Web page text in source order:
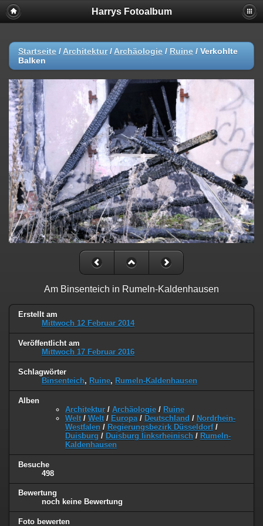
Harrys Fotoalbum
Startseite / Architektur/ Archäologie / Ruine / Verkohlte
Balken
Am Binsenteich in Rumeln-Kaldenhausen
Erstellt am
Mittwoch 12 Februar 2014
Veröffentlicht am
Mittwoch 17 Februar 2016
Schlagwörter
Binsenteich, Ruine, Rumeln-Kaldenhausen
Alben
Architektur / Archäologie / Ruine
Welt / Welt / Europa / Deutschland / Nordrhein-
Westfalen / Regierungsbezirk Düsseldorf/
Duisburg / Duisburg linksrheinisch / Rumeln-
Kaldenhausen
Besuche
498
Bewertung
noch keine Bewertung
Foto bewerten